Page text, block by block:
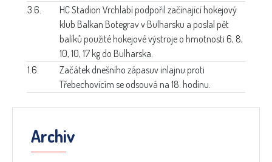
3.6.
HC Stadion Vrchlabí podpořil začínající hokejový
klub Balkan Botegrav v Bulharsku a poslal pět
balíků použité hokejové výstroje o hmotnosti 6, 8,
10, 10, 17 kg do Bulharska.
1.6.
Začátek dnešního zápasuv inlajnu proti
Třebechovicím se odsouvá na 18. hodinu.
Archiv